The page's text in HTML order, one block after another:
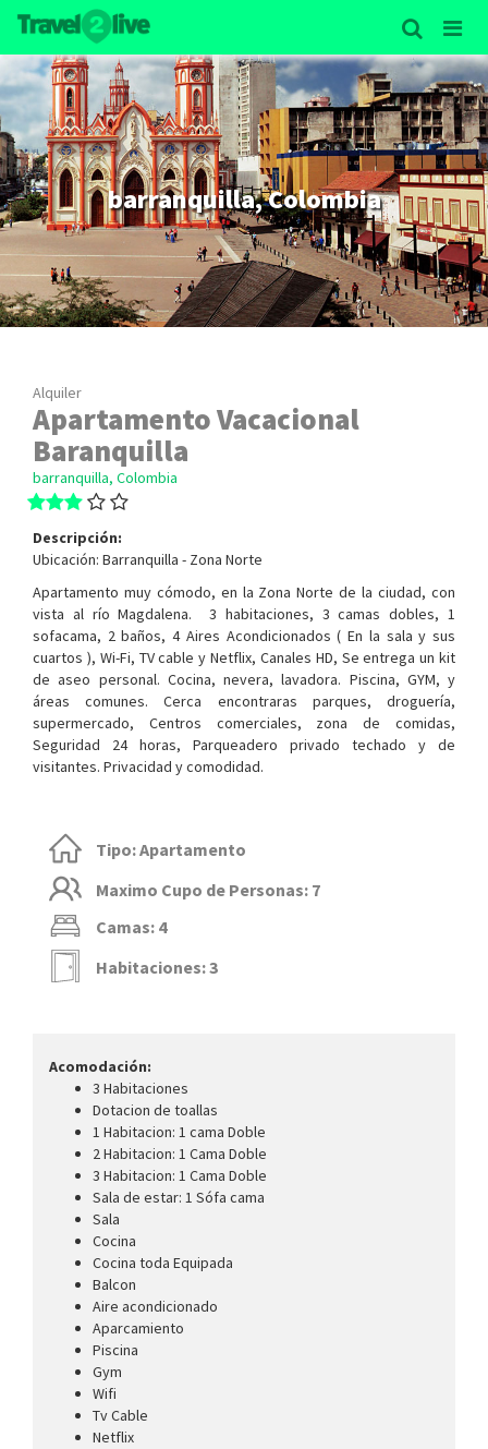
barranquilla, Colombia
Alquiler
Apartamento Vacacional
Baranquilla
barranquilla, Colombia
Descripción:
Ubicación: Barranquilla - Zona Norte
Apartamento muy cómodo, en la Zona Norte de la ciudad, con
vista al río Magdalena. 3 habitaciones, 3 camas dobles, 1
sofacama, 2 baños, 4 Aires Acondicionados ( En la sala y sus
cuartos ), Wi-Fi, TV cable y Netflix, Canales HD, Se entrega un kit
de aseo personal. Cocina, nevera, lavadora. Piscina, GYM, y
áreas comunes. Cerca encontraras parques, droguería,
supermercado, Centros comerciales, zona de comidas,
Seguridad 24 horas, Parqueadero privado techado y de
visitantes. Privacidad y comodidad.
Tipo: Apartamento
Maximo Cupo de Personas: 7
Camas: 4
Habitaciones: 3
Acomodación:
3 Habitaciones
Dotacion de toallas
1 Habitacion: 1 cama Doble
2 Habitacion: 1 Cama Doble
3 Habitacion: 1 Cama Doble
Sala de estar: 1 Sófa cama
Sala
Cocina
Cocina toda Equipada
Balcon
Aire acondicionado
Aparcamiento
Piscina
Gym
Wifi
Tv Cable
Netflix